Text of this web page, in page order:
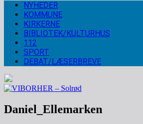
NYHEDER
KOMMUNE
KIRKERNE
BIBLIOTEK/KULTURHUS
112
SPORT
DEBAT/LÆSERBREVE
Daniel_Ellemarken